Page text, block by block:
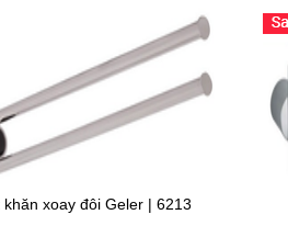
khăn xoay đôi Geler | 6213